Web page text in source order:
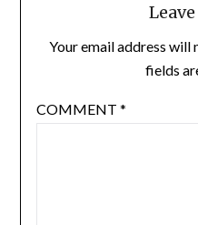
Your email address will
fields
COMMENT *